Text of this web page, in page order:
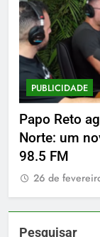
PUBLICIDADE
Papo Reto
Norte: um
98.5 FM
26 de
Pesquisar